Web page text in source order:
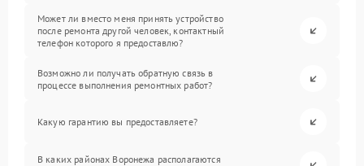
Может ли вместо меня принять устройство
после ремонта другой человек, контактный
телефон которого я предоставлю?
Возможно ли получать обратную связь в
процессе выполнения ремонтных работ?
Какую гарантию вы предоставляете?
В каких районах Воронежа располагаются